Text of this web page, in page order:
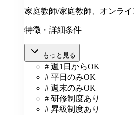
家庭教師/家庭教師、オンラ
特徴・詳細条件
もっと見る
# 週1日からOK
# 平日のみOK
# 週末のみOK
# 研修制度あり
# 昇級制度あり